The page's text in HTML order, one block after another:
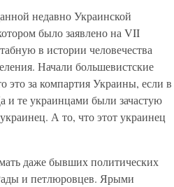
недавно Украинской
было заявлено на VII
в истории человечества
Начали большевистские
это за компартия Украины, если в
и те украинцами были зачастую
А то, что этот украинец
даже бывших политических
и петлюровцев. Ярыми